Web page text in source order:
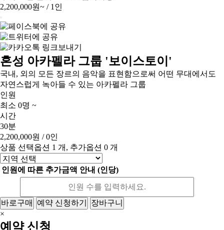
2,200,000원~ / 1인
혼성 아카펠라 그룹 '보이스토이'
국내, 외의 모든 장르의 음악을 표현함으로써 어떤 무대에서도
자연스럽게 녹아들 수 있는 아카펠라 그룹
인원
최소 0명 ~
시간
30분
2,200,000원 / 0인
상품 선택옵션 1 개, 추가옵션 0 개
인원에 따른 추가금액 안내 (인당)
바로구매 예약 신청하기
장바구니
×
예약 신청